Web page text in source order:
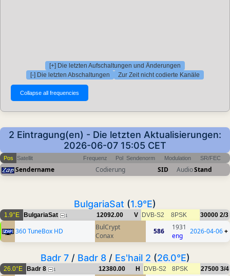
[+] Die letzten Aufschaltungen und Änderungen
[-] Die letzten Abschaltungen
Zur Zeit nicht codierte Kanäle
2 Eintragung(en) - Die letzten Aktualisierungen:
2026-06-07 15:05 CET
Pos Satellit Frequenz Pol Sendenorm Modulation SR/FEC
Sendername Codierung SID AudioStand
BulgariaSat (1.9°E)
1.9°E BulgariaSat 1 12092.00 V DVB-S2 8PSK 30000 2/3
360 TuneBox HD
BulCrypt
Conax
586
1931
eng
2026-04-06+
Badr 7/ Badr 8/ Es'hail 2 (26.0°E)
26.0°E Badr 8 1 12380.00 H DVB-S2 8PSK 27500 3/4